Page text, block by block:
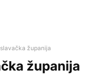
županija
županija